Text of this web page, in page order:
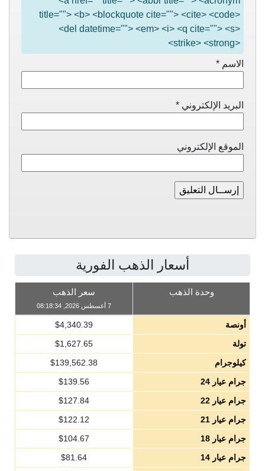
title=""> <b> <blockquote cite=""> <cite> <code>
<del datetime=""> <em> <i> <q cite=""> <s>
<strike> <strong>
الاسم *
البريد الإلكتروني *
الموقع الإلكتروني
أسعار الذهب الفورية
وحدة الذهب سعر الذهب
7 أغسطس 2026, 08:18:34
أونصة $4,340.39
تولة
$1,627.65
كيلوجرام
$139,562.38
جرام عيار 24
$139.56
جرام عيار 22
$127.84
جرام عيار 21
$122.12
جرام عيار 18
$104.67
جرام عيار 14
$81.64